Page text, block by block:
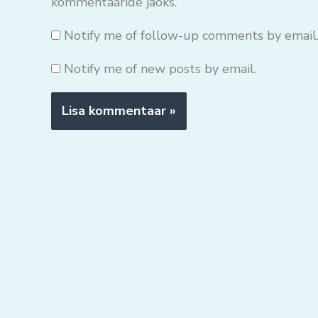
Notify me of follow-up comments by email.
Notify me of new posts by email.